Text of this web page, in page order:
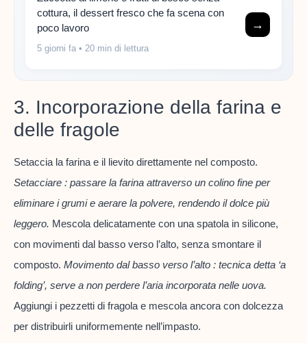
cottura, il dessert fresco che fa scena con
poco lavoro
5 giorni fa • 20 min di lettura
→
3. Incorporazione della farina e
delle fragole
Setaccia la farina e il lievito direttamente nel composto.
Setacciare : passare la farina attraverso un colino fine per
eliminare i grumi e aerare la polvere, rendendo il dolce più
leggero. Mescola delicatamente con una spatola in silicone,
con movimenti dal basso verso l’alto, senza smontare il
composto. Movimento dal basso verso l’alto : tecnica detta ‘a
folding’, serve a non perdere l’aria incorporata nelle uova.
Aggiungi i pezzetti di fragola e mescola ancora con dolcezza
per distribuirli uniformemente nell’impasto.